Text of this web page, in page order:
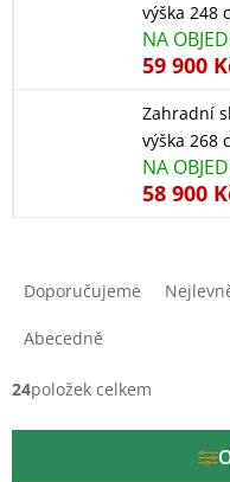
výška 248
NA
59 900
Zahradní
výška 268
NA
58 900
í
Doporučujeme
Abecedně
24položek celkem